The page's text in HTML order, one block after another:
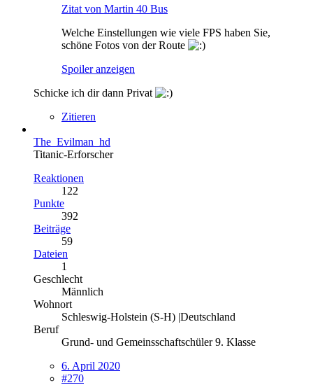
Zitat von Martin 40 Bus
Welche Einstellungen wie viele FPS haben Sie,
schöne Fotos von der Route
Spoiler anzeigen
Schicke ich dir dann Privat
Zitieren
The_Evilman_hd
Titanic-Erforscher
Reaktionen
122
Punkte
392
Beiträge
59
Dateien
1
Geschlecht
Männlich
Wohnort
Schleswig-Holstein (S-H) |Deutschland
Beruf
Grund- und Gemeinsschaftschüler 9. Klasse
6. April 2020
#270